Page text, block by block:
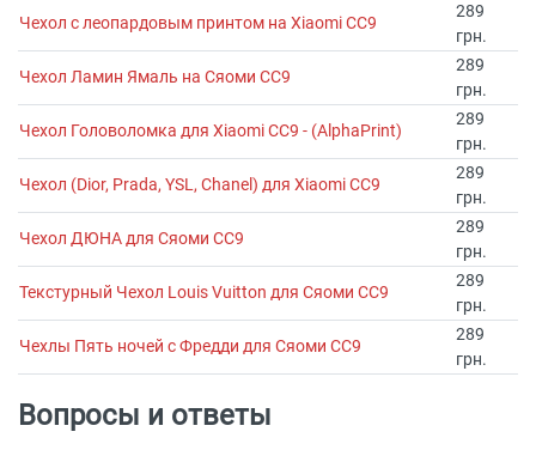
Чехол с леопардовым принтом на Xiaomi CC9
289
грн.
Чехол Ламин Ямаль на Сяоми СС9
289
грн.
Чехол Головоломка для Xiaomi CC9 - (AlphaPrint)
289
грн.
Чехол (Dior, Prada, YSL, Chanel) для Xiaomi CC9
289
грн.
Чехол ДЮНА для Сяоми СС9
289
грн.
Текстурный Чехол Louis Vuitton для Сяоми СС9
289
грн.
Чехлы Пять ночей с Фредди для Сяоми СС9
289
грн.
Вопросы и ответы